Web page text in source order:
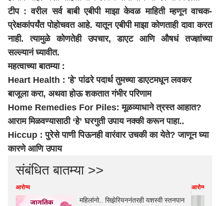
टीप : वरील सर्व बाबी एबीपी माझा केवळ माहिती म्हणून वाचक-
प्रेक्षकांपर्यंत पोहोचवत आहे. यातून एबीपी माझा कोणताही दावा करत
नाही. त्यामुळे कोणतेही उपचार, डाएट आणि औषधं तज्ज्ञांच्या
सल्ल्यानं घ्यावीत.
महत्वाच्या बातम्या :
Heart Health : 'हे' पांढरे पदार्थ तुमच्या डाएटमधून लवकर
बाजूला करा, अथवा होऊ शकतात गंभीर परिणाम
Home Remedies For Piles: मूळव्याधाने त्रस्त आहात?
आराम मिळवण्यासाठी ‘हे’ घरगुती उपाय नक्की करून पाहा..
Hiccup : पुरेसे पाणी पिऊनही वारंवार उचकी का येते? जाणून घ्या
कारणे आणि उपाय
संबंधित बातम्या >>
आरोग्य
महिलांनो.. सिझेरियननंतरही यशस्वी स्तनपान
आरोग्य